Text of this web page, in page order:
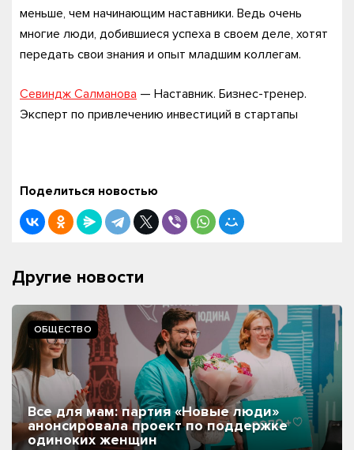
меньше, чем начинающим наставники. Ведь очень
многие люди, добившиеся успеха в своем деле, хотят
передать свои знания и опыт младшим коллегам.
Севиндж Салманова — Наставник. Бизнес-тренер.
Эксперт по привлечению инвестиций в стартапы
Поделиться новостью
Другие новости
ОБЩЕСТВО
Все для мам: партия «Новые люди»
анонсировала проект по поддержке
одиноких женщин